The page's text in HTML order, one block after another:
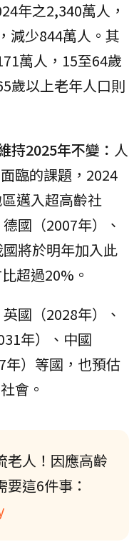
年之2,340萬人，
減少844萬人。其
萬人，15至64歲
歲以上老年人口則
持2025年不變： 人
臨的課題，2024
邁入超高齡社
國（2007年）、
將於明年加入此
超過20%。
國（2028年）、
年）、中國
年）等國，也預估
會。
老人！因應高齡
這6件事：